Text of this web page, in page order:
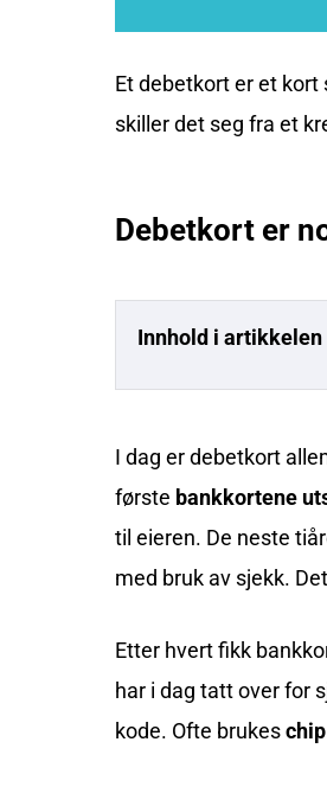
Et debetkort er et kort
skiller det seg fra et
Debetkort er
Innhold i artikkelen
I dag er debetkort
første bankkortene
til eieren. De neste
med bruk av sjekk.
Etter hvert fikk
har i dag tatt over for
kode. Ofte brukes